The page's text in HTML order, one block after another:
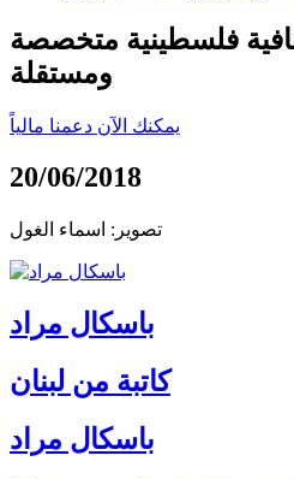
فلسطينية متخصصة
ومستقلة
يمكنك الآن دعمنا مالياً
20/06/2018
تصوير: اسماء الغول
باسكال مراد
كاتبة من لبنان
باسكال مراد